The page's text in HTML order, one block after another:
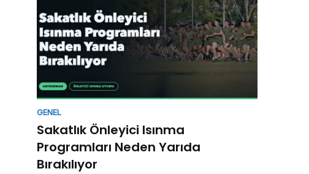
GENEL
Sakatlık Önleyici Isınma
Programları Neden Yarıda
Bırakılıyor